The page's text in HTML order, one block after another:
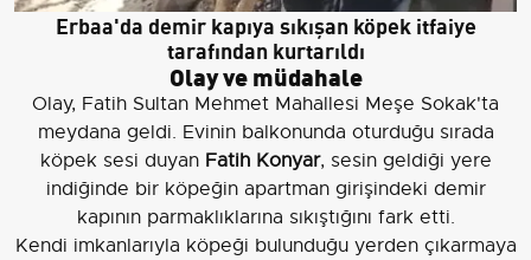
Erbaa'da demir kapıya sıkışan köpek itfaiye
tarafından kurtarıldı
Olay ve müdahale
Olay, Fatih Sultan Mehmet Mahallesi Meşe Sokak'ta
meydana geldi. Evinin balkonunda oturduğu sırada
köpek sesi duyan Fatih Konyar, sesin geldiği yere
indiğinde bir köpeğin apartman girişindeki demir
kapının parmaklıklarına sıkıştığını fark etti.
Kendi imkanlarıyla köpeği bulunduğu yerden çıkarmaya